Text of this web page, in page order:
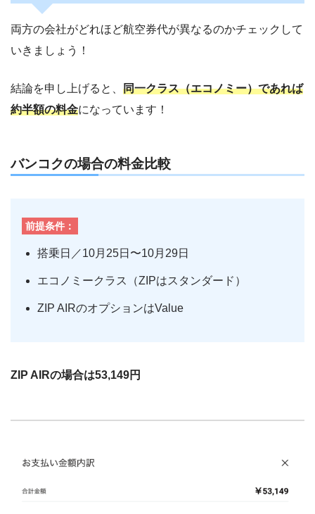
両方の会社がどれほど航空券代が異なるのかチェックして
いきましょう！
結論を申し上げると、 同一クラス（エコノミー）であれば
約半額の料金になっています！
バンコクの場合の料金比較
前提条件：
搭乗日／10月25日〜10月29日
エコノミークラス（ZIPはスタンダード）
ZIP AIRのオプションはValue
ZIP AIRの場合は53,149円